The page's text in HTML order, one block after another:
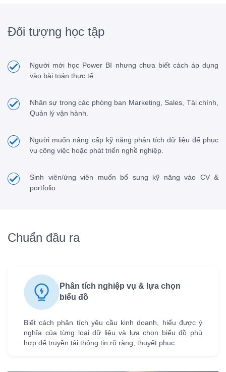
Đối tượng học tập
Người mới học Power BI nhưng chưa biết cách áp dụng
vào bài toán thực tế.
Nhân sự trong các phòng ban Marketing, Sales, Tài chính,
Quản lý vận hành.
Người muốn nâng cấp kỹ năng phân tích dữ liệu để phục
vụ công việc hoặc phát triển nghề nghiệp.
Sinh viên/ứng viên muốn bổ sung kỹ năng vào CV &
portfolio.
Chuẩn đầu ra
Phân tích nghiệp vụ & lựa chọn
biểu đồ
Biết cách phân tích yêu cầu kinh doanh, hiểu được ý
nghĩa của từng loại dữ liệu và lựa chọn biểu đồ phù
hợp để truyền tải thông tin rõ ràng, thuyết phục.